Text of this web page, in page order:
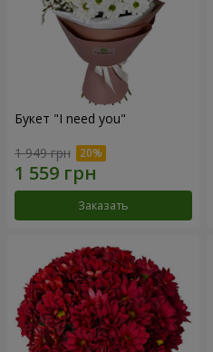
Букет "I need you"
1 949 грн
Заказать